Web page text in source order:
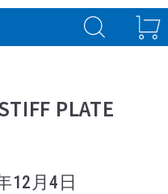
PLATE
12月4日